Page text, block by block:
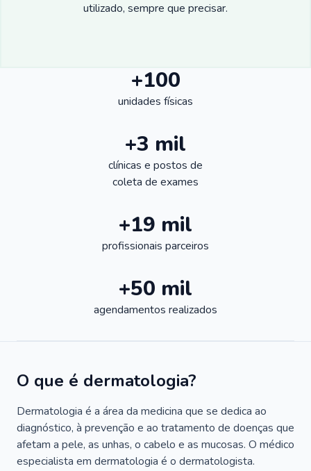
utilizado, sempre que precisar.
+100
unidades físicas
+3 mil
clínicas e postos de
coleta de exames
+19 mil
profissionais parceiros
+50 mil
agendamentos realizados
O que é dermatologia?
Dermatologia é a área da medicina que se dedica ao
diagnóstico, à prevenção e ao tratamento de doenças que
afetam a pele, as unhas, o cabelo e as mucosas. O médico
especialista em dermatologia é o dermatologista.